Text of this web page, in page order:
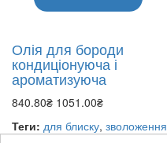
Олія для бороди
кондиціонуюча і
ароматизуюча
840.80₴ 1051.00₴
Теги: для блиску, зволоження